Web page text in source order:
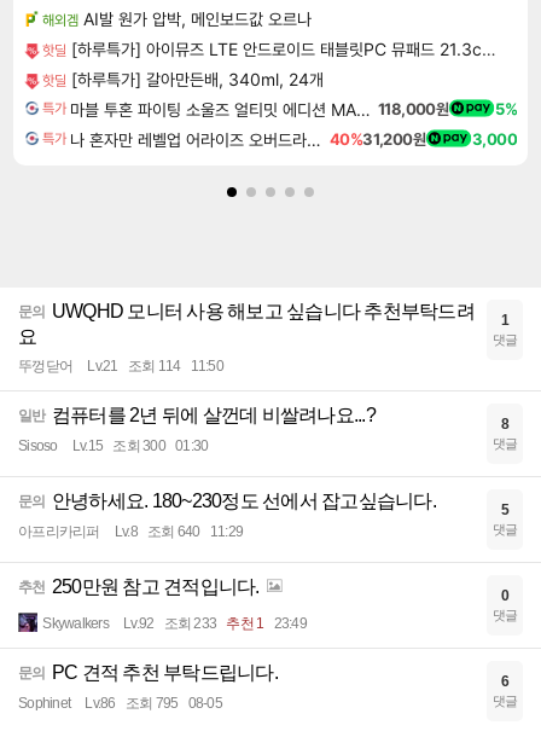
해외겜 AI발 원가 압박, 메인보드값 오르나
핫딜 [하루특가] 아이뮤즈 LTE 안드로이드 태블릿PC 뮤패드 21.3cm K8
핫딜 [하루특가] 갈아만든배, 340ml, 24개
특가 마블 투혼 파이팅 소울즈 얼티밋 에디션 MARVEL Tokon Fighting Souls Ultimate Edition 118,000원 5%
특가 나 혼자만 레벨업 어라이즈 오버드라이브 디럭스 에디션 Solo Leveling Arise Overdrive Deluxe Edition 40%31,200원 3,000
문의 UWQHD 모니터 사용 해보고 싶습니다 추천부탁드려
요
뚜껑닫어 Lv.21 조회 114 11:50
1
댓글
일반 컴퓨터를 2년 뒤에 살껀데 비쌀려나요...?
Sisoso Lv.15 조회 300 01:30
8
댓글
문의 안녕하세요. 180~230정도 선에서 잡고싶습니다.
아프리카리퍼 Lv.8 조회 640 11:29
5
댓글
추천 250만원 참고 견적입니다.
Skywalkers Lv.92 조회 233 추천 1 23:49
0
댓글
문의 PC 견적 추천 부탁드립니다.
Sophinet Lv.86 조회 795 08-05
6
댓글